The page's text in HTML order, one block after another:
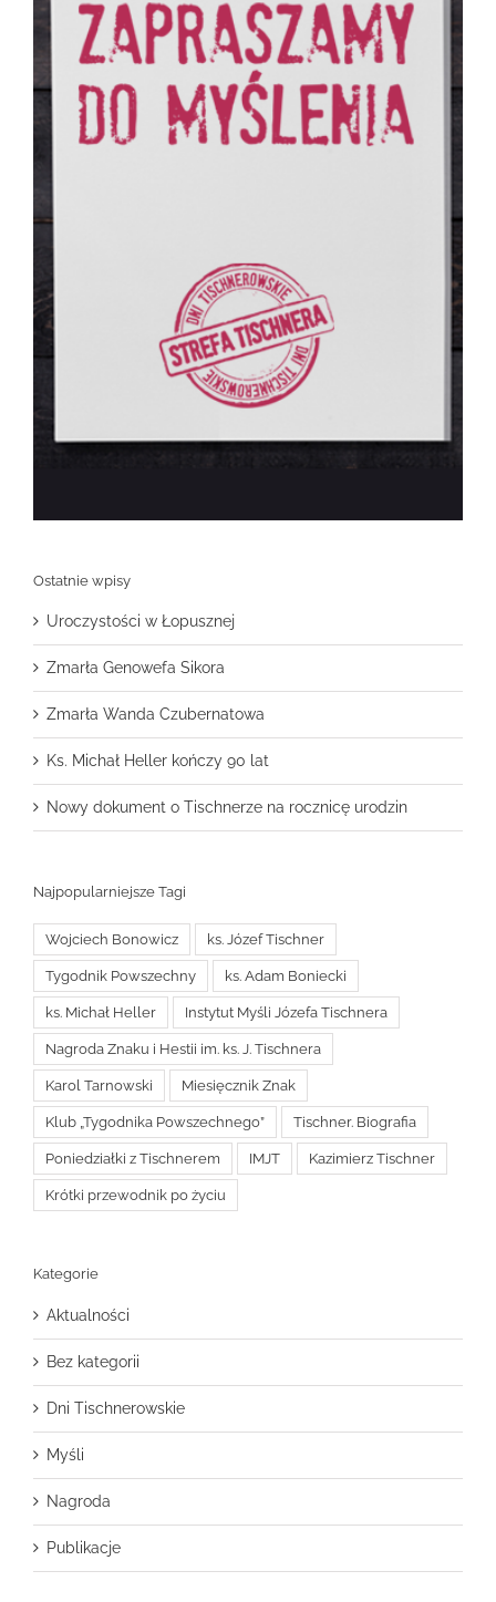
Ostatnie wpisy
Uroczystości w Łopusznej
Zmarła Genowefa Sikora
Zmarła Wanda Czubernatowa
Ks. Michał Heller kończy 90 lat
Nowy dokument o Tischnerze na rocznicę urodzin
Najpopularniejsze Tagi
Wojciech Bonowicz ks. Józef Tischner
Tygodnik Powszechny ks. Adam Boniecki
ks. Michał Heller Instytut Myśli Józefa Tischnera
Nagroda Znaku i Hestii im. ks. J. Tischnera
Karol Tarnowski Miesięcznik Znak
Klub „Tygodnika Powszechnego” Tischner. Biografia
Poniedziałki z Tischnerem IMJT Kazimierz Tischner
Krótki przewodnik po życiu
Kategorie
Aktualności
Bez kategorii
Dni Tischnerowskie
Myśli
Nagroda
Publikacje